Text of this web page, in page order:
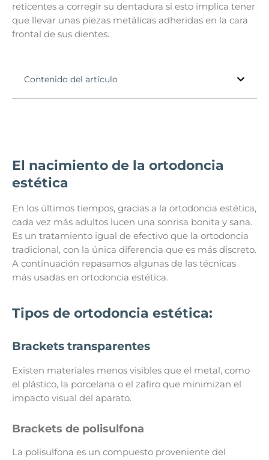
reticentes a corregir su dentadura si esto implica tener
que llevar unas piezas metálicas adheridas en la cara
frontal de sus dientes.
Contenido del artículo
El nacimiento de la ortodoncia
estética
En los últimos tiempos, gracias a la ortodoncia estética,
cada vez más adultos lucen una sonrisa bonita y sana.
Es un tratamiento igual de efectivo que la ortodoncia
tradicional, con la única diferencia que es más discreto.
A continuación repasamos algunas de las técnicas
más usadas en ortodoncia estética.
Tipos de ortodoncia estética:
Brackets transparentes
Existen materiales menos visibles que el metal, como
el plástico, la porcelana o el zafiro que minimizan el
impacto visual del aparato.
Brackets de polisulfona
La polisulfona es un compuesto proveniente del